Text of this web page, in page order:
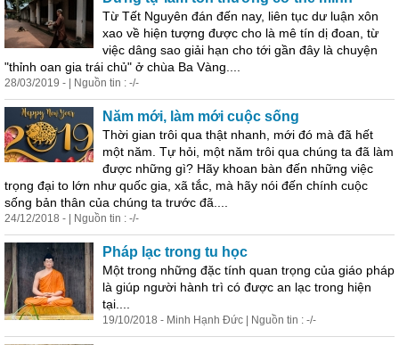
Từ Tết Nguyên đán đến nay, liên tục dư luận xôn
xao về hiện tượng được cho là mê tín dị đoan, từ
việc dâng sao giải hạn cho tới gần đây là chuyện
"thỉnh oan gia trái chủ" ở chùa Ba Vàng....
28/03/2019 - | Nguồn tin : -/-
Năm mới, làm mới cuộc sống
Thời gian trôi qua thật nhanh, mới đó mà đã hết
một năm. Tự hỏi, một năm trôi qua chúng ta đã làm
được những gì? Hãy khoan bàn đến những việc
trọng đại to lớn như quốc gia, xã tắc, mà hãy nói đến chính cuộc
sống bản thân của chúng ta trước đã....
24/12/2018 - | Nguồn tin : -/-
Pháp lạc trong tu học
Một trong những đặc tính quan trọng của giáo pháp
là giúp người hành trì có được an lạc trong hiện
tại....
19/10/2018 - Minh Hạnh Đức | Nguồn tin : -/-